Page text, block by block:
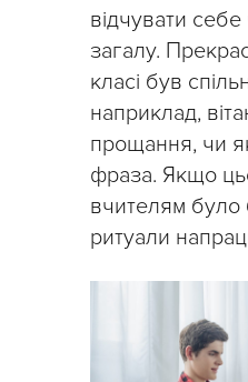
відчувати
загалу.
класі був
наприклад,
прощання, чи
фраза. Якщо
вчителям було
ритуали